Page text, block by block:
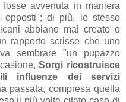
avvenuta in maniera
opposti"; di più, lo stesso
abbiano mai creato o
rapporto scrisse che uno
sembrare "un pupazzo
Sorgi ricostruisce
influenze dei servizi
passata, compresa quella